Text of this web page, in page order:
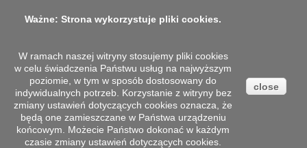
Ważne: Strona wykorzystuje pliki cookies.
W ramach naszej witryny stosujemy pliki cookies
w celu świadczenia Państwu usług na najwyższym
poziomie, w tym w sposób dostosowany do
indywidualnych potrzeb. Korzystanie z witryny bez
zmiany ustawień dotyczących cookies oznacza, że
będą one zamieszczane w Państwa urządzeniu
końcowym. Możecie Państwo dokonać w każdym
czasie zmiany ustawień dotyczących cookies.
close